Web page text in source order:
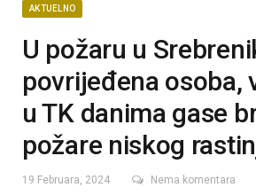
AKTUELNO
U požaru u
povrijeđena osoba,
u TK danima gase
požare niskog
19 Februara, 2024 Nema komentara